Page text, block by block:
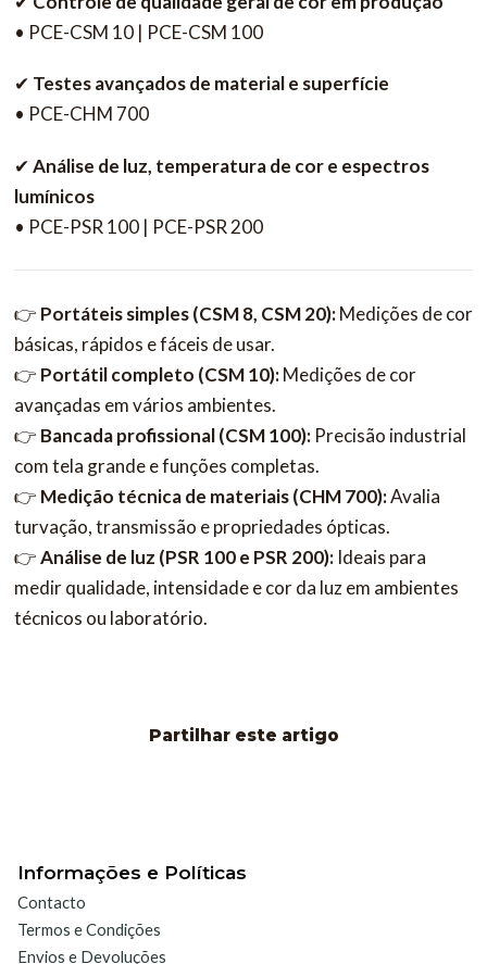
• PCE-CSM 10 | PCE-CSM 100
✔ Testes avançados de material e superfície
• PCE-CHM 700
✔Análise de luz, temperatura de cor e espectros
lumínicos
• PCE-PSR 100 | PCE-PSR 200
👉 Portáteis simples (CSM 8, CSM 20):Medições de cor
básicas, rápidos e fáceis de usar.
👉 Portátil completo (CSM 10):Medições de cor
avançadas em vários ambientes.
👉 Bancada profissional (CSM 100):Precisão industrial
com tela grande e funções completas.
👉 Medição técnica de materiais (CHM 700):Avalia
turvação, transmissão e propriedades ópticas.
👉Análise de luz (PSR 100 e PSR 200):Ideais para
medir qualidade, intensidade e cor da luz em ambientes
técnicos ou laboratório.
Partilhar este artigo
Informações e Políticas
Contacto
Termos e Condições
Envios e Devoluções